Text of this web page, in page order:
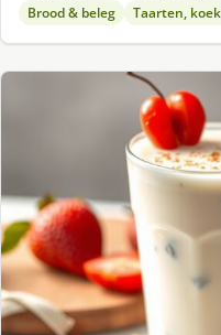
Brood & beleg Taarten,